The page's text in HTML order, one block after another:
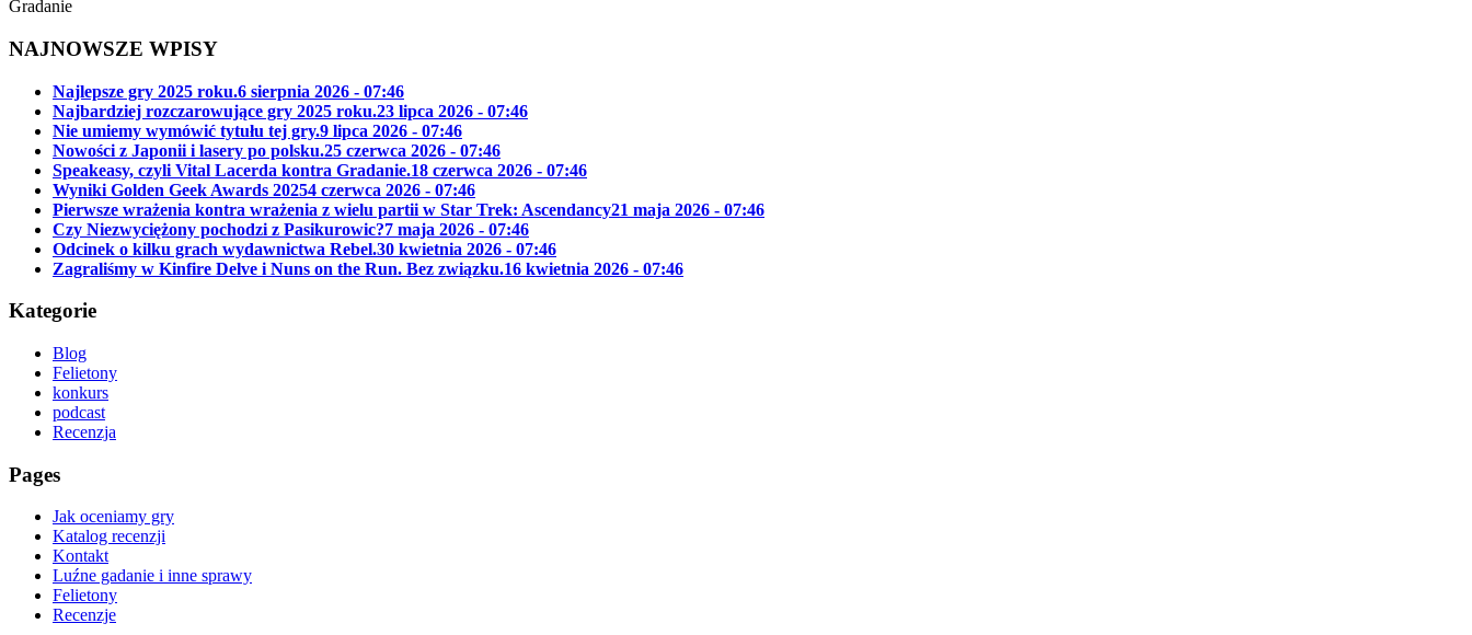
Gradanie
NAJNOWSZE WPISY
Najlepsze gry 2025 roku.6 sierpnia 2026 - 07:46
Najbardziej rozczarowujące gry 2025 roku.23 lipca 2026 - 07:46
Nie umiemy wymówić tytułu tej gry.9 lipca 2026 - 07:46
Nowości z Japonii i lasery po polsku.25 czerwca 2026 - 07:46
Speakeasy, czyli Vital Lacerda kontra Gradanie.18 czerwca 2026 - 07:46
Wyniki Golden Geek Awards 20254 czerwca 2026 - 07:46
Pierwsze wrażenia kontra wrażenia z wielu partii w Star Trek: Ascendancy21 maja 2026 - 07:46
Czy Niezwyciężony pochodzi z Pasikurowic?7 maja 2026 - 07:46
Odcinek o kilku grach wydawnictwa Rebel.30 kwietnia 2026 - 07:46
Zagraliśmy w Kinfire Delve i Nuns on the Run. Bez związku.16 kwietnia 2026 - 07:46
Kategorie
Blog
Felietony
konkurs
podcast
Recenzja
Pages
Jak oceniamy gry
Katalog recenzji
Kontakt
Luźne gadanie i inne sprawy
Felietony
Recenzje